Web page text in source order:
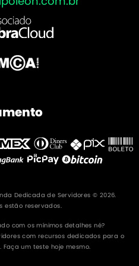
Dedicada de Servidores © 2026.
estão reservados.
com os mínimos detalhes né?
com recursos dedicados para o
um teste hoje mesmo.